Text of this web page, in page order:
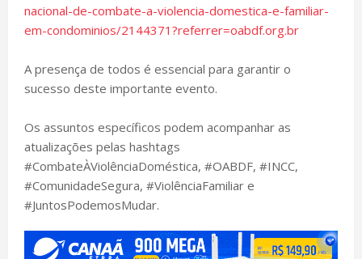
nacional-de-combate-a-violencia-domestica-e-familiar-
em-condominios/2144371?referrer=oabdf.org.br
A presença de todos é essencial para garantir o
sucesso deste importante evento.
Os assuntos específicos podem acompanhar as
atualizações pelas hashtags
#CombateÀViolênciaDoméstica, #OABDF, #INCC,
#ComunidadeSegura, #ViolênciaFamiliar e
#JuntosPodemosMudar.